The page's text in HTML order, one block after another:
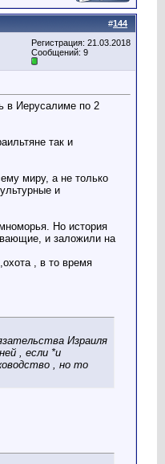
#144
Регистрация: 21.03.2018
Сообщений: 9
в Иерусалиме по 2
так и
миру, а не только
и
Но история
и заложили на
, в то время
Израиля
, если *и
, но то